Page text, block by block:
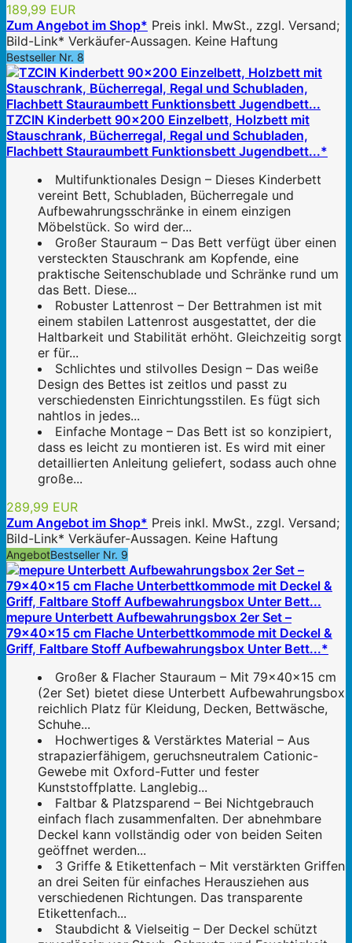
189,99 EUR
Zum Angebot im Shop* Preis inkl. MwSt., zzgl. Versand;
Bild-Link* Verkäufer-Aussagen. Keine Haftung
Bestseller Nr. 8
TZCIN Kinderbett 90x200 Einzelbett, Holzbett mit
Stauschrank, Bücherregal, Regal und Schubladen,
Flachbett Stauraumbett Funktionsbett Jugendbett...*
Multifunktionales Design – Dieses Kinderbett
vereint Bett, Schubladen, Bücherregale und
Aufbewahrungsschränke in einem einzigen
Möbelstück. So wird der...
Großer Stauraum – Das Bett verfügt über einen
versteckten Stauschrank am Kopfende, eine
praktische Seitenschublade und Schränke rund um
das Bett. Diese...
Robuster Lattenrost – Der Bettrahmen ist mit
einem stabilen Lattenrost ausgestattet, der die
Haltbarkeit und Stabilität erhöht. Gleichzeitig sorgt
er für...
Schlichtes und stilvolles Design – Das weiße
Design des Bettes ist zeitlos und passt zu
verschiedensten Einrichtungsstilen. Es fügt sich
nahtlos in jedes...
Einfache Montage – Das Bett ist so konzipiert,
dass es leicht zu montieren ist. Es wird mit einer
detaillierten Anleitung geliefert, sodass auch ohne
große...
289,99 EUR
Zum Angebot im Shop* Preis inkl. MwSt., zzgl. Versand;
Bild-Link* Verkäufer-Aussagen. Keine Haftung
AngebotBestseller Nr. 9
mepure Unterbett Aufbewahrungsbox 2er Set –
79×40×15 cm Flache Unterbettkommode mit Deckel &
Griff, Faltbare Stoff Aufbewahrungsbox Unter Bett...*
Großer & Flacher Stauraum – Mit 79×40×15 cm
(2er Set) bietet diese Unterbett Aufbewahrungsbox
reichlich Platz für Kleidung, Decken, Bettwäsche,
Schuhe...
Hochwertiges & Verstärktes Material – Aus
strapazierfähigem, geruchsneutralem Cationic-
Gewebe mit Oxford-Futter und fester
Kunststoffplatte. Langlebig...
Faltbar & Platzsparend – Bei Nichtgebrauch
einfach flach zusammenfalten. Der abnehmbare
Deckel kann vollständig oder von beiden Seiten
geöffnet werden...
3 Griffe & Etikettenfach – Mit verstärkten Griffen
an drei Seiten für einfaches Herausziehen aus
verschiedenen Richtungen. Das transparente
Etikettenfach...
Staubdicht & Vielseitig – Der Deckel schützt